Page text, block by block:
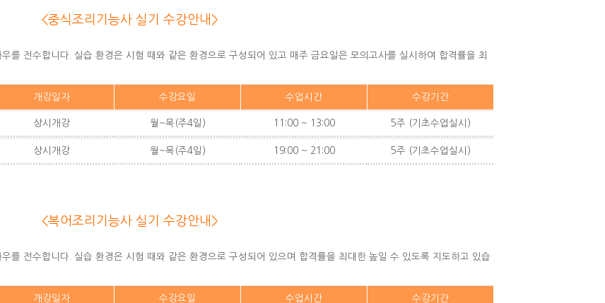
<중식조리기능사 실기 수강안내>
를 전수합니다. 실습 환경은 시험 때와 같은 환경으로 구성되어 있고 매주 금요일은 모의고사를 실시하여 합격률을 최
개강일자 수강요일 수업시간 수강기간
상시개강 월~목(주4일) 11:00 ~ 13:00 5주 (기초수업실시)
상시개강 월~목(주4일) 19:00 ~ 21:00 5주 (기초수업실시)
<복어조리기능사 실기 수강안내>
를 전수합니다. 실습 환경은 시험 때와 같은 환경으로 구성되어 있으며 합격률을 최대한 높일 수 있도록 지도하고 있습
개강일자 수강요일 수업시간 수강기간